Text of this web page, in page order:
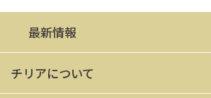
最新情報
チリアについて